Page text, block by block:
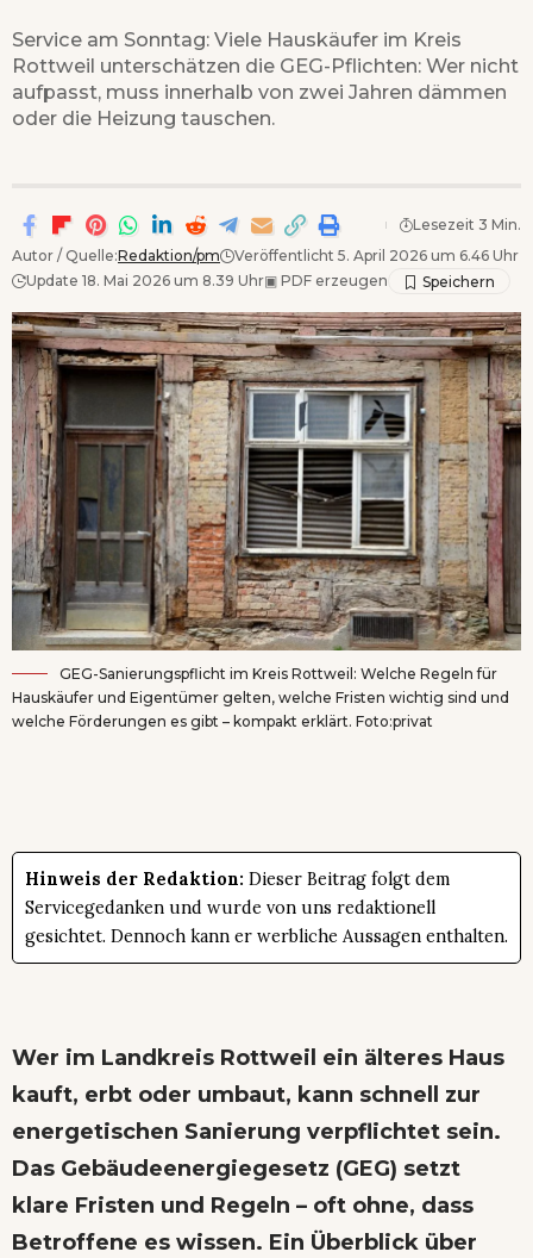
Service am Sonntag: Viele Hauskäufer im Kreis
Rottweil unterschätzen die GEG-Pflichten: Wer nicht
aufpasst, muss innerhalb von zwei Jahren dämmen
oder die Heizung tauschen.
Autor / Quelle:Redaktion/pm
Veröffentlicht 5. April 2026 um 6.46 Uhr
Update 18. Mai 2026 um 8.39 Uhr▣ PDF erzeugen
Lesezeit 3 Min.
GEG-Sanierungspflicht im Kreis Rottweil: Welche Regeln für
Hauskäufer und Eigentümer gelten, welche Fristen wichtig sind und
welche Förderungen es gibt – kompakt erklärt. Foto:privat
Hinweis der Redaktion: Dieser Beitrag folgt dem
Servicegedanken und wurde von uns redaktionell
gesichtet. Dennoch kann er werbliche Aussagen enthalten.
Wer im Landkreis Rottweil ein älteres Haus
kauft, erbt oder umbaut, kann schnell zur
energetischen Sanierung verpflichtet sein.
Das Gebäudeenergiegesetz (GEG) setzt
klare Fristen und Regeln – oft ohne, dass
Betroffene es wissen. Ein Überblick über